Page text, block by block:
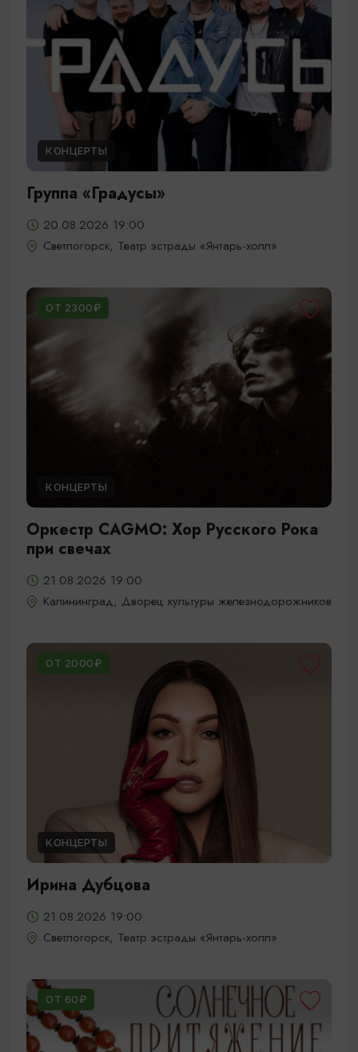
КОНЦЕРТЫ
Группа «Градусы»
20.08.2026 19:00
Светлогорск, Театр эстрады «Янтарь-холл»
ОТ 2300₽
КОНЦЕРТЫ
Оркестр CAGMO: Хор Русского Рока
при свечах
21.08.2026 19:00
Калининград, Дворец культуры железнодорожников
ОТ 2000₽
КОНЦЕРТЫ
Ирина Дубцова
21.08.2026 19:00
Светлогорск, Театр эстрады «Янтарь-холл»
ОТ 60₽